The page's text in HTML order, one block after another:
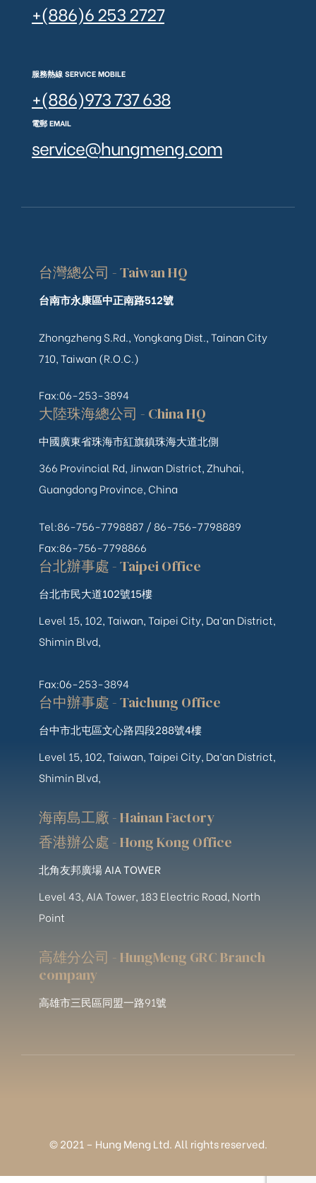
+(886)6 253 2727
服務熱線 SERVICE MOBILE
+(886)973 737 638
電郵 EMAIL
service@hungmeng.com
台灣總公司 - Taiwan HQ
台南市永康區中正南路512號
Zhongzheng S.Rd., Yongkang Dist., Tainan City
710, Taiwan (R.O.C.)
Fax:06-253-3894
大陸珠海總公司 - China HQ
中國廣東省珠海市紅旗鎮珠海大道北側
366 Provincial Rd, Jinwan District, Zhuhai,
Guangdong Province, China
Tel:86-756-7798887 / 86-756-7798889
Fax:86-756-7798866
台北辦事處 - Taipei Office
台北市民大道102號15樓
Level 15, 102, Taiwan, Taipei City, Da’an District,
Shimin Blvd,
Fax:06-253-3894
台中辦事處 - Taichung Office
台中市北屯區文心路四段288號4樓
Level 15, 102, Taiwan, Taipei City, Da’an District,
Shimin Blvd,
海南島工廠 - Hainan Factory
香港辦公處 - Hong Kong Office
北角友邦廣場 AIA TOWER
Level 43, AIA Tower, 183 Electric Road, North
Point
高雄分公司 - HungMeng GRC Branch
company
高雄市三民區同盟一路91號
© 2021 – Hung Meng Ltd. All rights reserved.